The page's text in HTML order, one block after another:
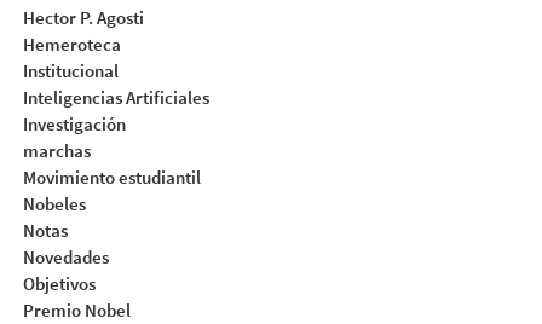
Hector P. Agosti
Hemeroteca
Institucional
Inteligencias Artificiales
Investigación
marchas
Movimiento estudiantil
Nobeles
Notas
Novedades
Objetivos
Premio Nobel